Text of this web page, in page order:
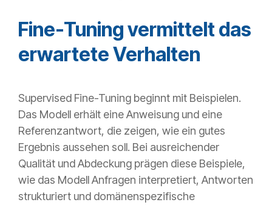
Fine-Tuning vermittelt das
erwartete Verhalten
Supervised Fine-Tuning beginnt mit Beispielen.
Das Modell erhält eine Anweisung und eine
Referenzantwort, die zeigen, wie ein gutes
Ergebnis aussehen soll. Bei ausreichender
Qualität und Abdeckung prägen diese Beispiele,
wie das Modell Anfragen interpretiert, Antworten
strukturiert und domänenspezifische